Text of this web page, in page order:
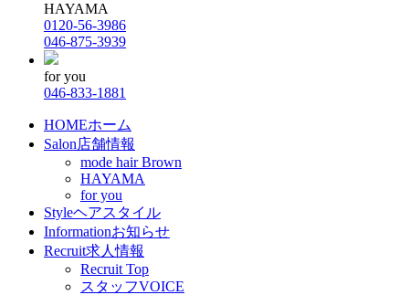
HAYAMA
0120-56-3986
046-875-3939
for you
046-833-1881
HOMEホーム
Salon店舗情報
mode hair Brown
HAYAMA
for you
Styleヘアスタイル
Informationお知らせ
Recruit求人情報
Recruit Top
スタッフVOICE